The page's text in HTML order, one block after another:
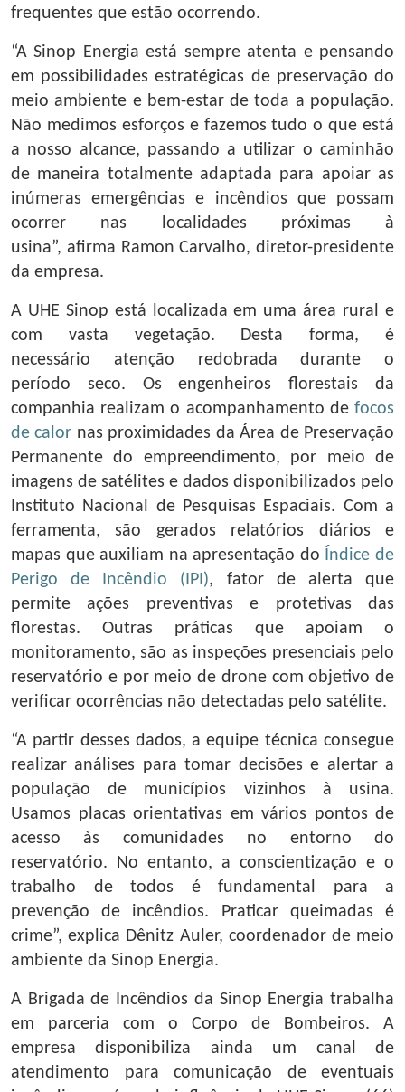
frequentes que estão ocorrendo.
“A Sinop Energia está sempre atenta e pensando
em possibilidades estratégicas de preservação do
meio ambiente e bem-estar de toda a população.
Não medimos esforços e fazemos tudo o que está
a nosso alcance, passando a utilizar o caminhão
de maneira totalmente adaptada para apoiar as
inúmeras emergências e incêndios que possam
ocorrer nas localidades próximas à
usina”, afirma Ramon Carvalho, diretor-presidente
da empresa.
A UHE Sinop está localizada em uma área rural e
com vasta vegetação. Desta forma, é
necessário atenção redobrada durante o
período seco. Os engenheiros florestais da
companhia realizam o acompanhamento de focos
de calor nas proximidades da Área de Preservação
Permanente do empreendimento, por meio de
imagens de satélites e dados disponibilizados pelo
Instituto Nacional de Pesquisas Espaciais. Com a
ferramenta, são gerados relatórios diários e
mapas que auxiliam na apresentação do Índice de
Perigo de Incêndio (IPI), fator de alerta que
permite ações preventivas e protetivas das
florestas. Outras práticas que apoiam o
monitoramento, são as inspeções presenciais pelo
reservatório e por meio de drone com objetivo de
verificar ocorrências não detectadas pelo satélite.
“A partir desses dados, a equipe técnica consegue
realizar análises para tomar decisões e alertar a
população de municípios vizinhos à usina.
Usamos placas orientativas em vários pontos de
acesso às comunidades no entorno do
reservatório. No entanto, a conscientização e o
trabalho de todos é fundamental para a
prevenção de incêndios. Praticar queimadas é
crime”, explica Dênitz Auler, coordenador de meio
ambiente da Sinop Energia.
A Brigada de Incêndios da Sinop Energia trabalha
em parceria com o Corpo de Bombeiros. A
empresa disponibiliza ainda um canal de
atendimento para comunicação de eventuais